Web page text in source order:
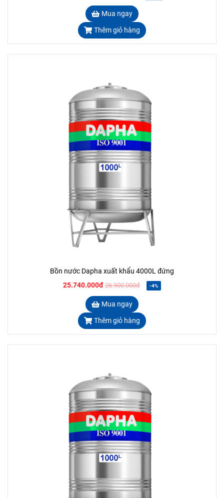
Mua ngay
Thêm giỏ hàng
Bồn nước Dapha xuất khẩu 4000L đứng
25.740.000đ 26.900.000đ -4%
Mua ngay
Thêm giỏ hàng